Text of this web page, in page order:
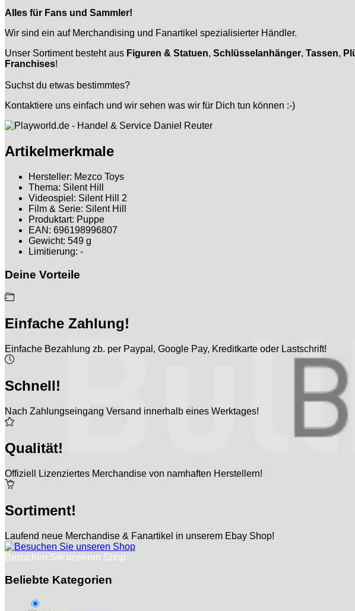
Alles für Fans und Sammler!
Wir sind ein auf Merchandising und Fanartikel spezialisierter Händler.
Unser Sortiment besteht aus Figuren & Statuen, Schlüsselanhänger, Tassen,
Franchises!
Suchst du etwas bestimmtes?
Kontaktiere uns einfach und wir sehen was wir für Dich tun können :-)
Artikelmerkmale
Hersteller: Mezco Toys
Thema: Silent Hill
Videospiel: Silent Hill 2
Film & Serie: Silent Hill
Produktart: Puppe
EAN: 696198996807
Gewicht: 549 g
Limitierung: -
Deine Vorteile
Einfache Zahlung!
Einfache Bezahlung zb. per Paypal, Google Pay, Kreditkarte oder Lastschrift!
Schnell!
Nach Zahlungseingang Versand innerhalb eines Werktages!
Qualität!
Offiziell Lizenziertes Merchandise von namhaften Herstellern!
Sortiment!
Laufend neue Merchandise & Fanartikel in unserem Ebay Shop!
Besuchen Sie unseren Shop
Beliebte Kategorien